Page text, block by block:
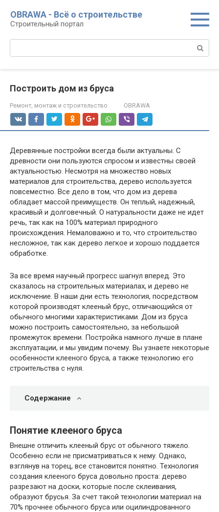
контенту
OBRAWA - Всё о строительстве
Строительный портал
Построить дом из бруса
Ремонт, монтаж и строительство OBRAWA
Деревянные постройки всегда были актуальны. С
древности они пользуются спросом и известны своей
актуальностью. Несмотря на множество новых
материалов для строительства, дерево используется
повсеместно. Все дело в том, что дом из дерева
обладает массой преимуществ. Он теплый, надежный,
красивый и долговечный. О натуральности даже не идет
речь, так как на 100% материал природного
происхождения. Немаловажно и то, что строительство
несложное, так как дерево легкое и хорошо поддается
обработке.
За все время научный прогресс шагнул вперед. Это
сказалось на строительных материалах, и дерево не
исключение. В наши дни есть технология, посредством
которой производят клееный брус, отличающийся от
обычного многими характеристиками. Дом из бруса
можно построить самостоятельно, за небольшой
промежуток времени. Постройка намного лучше в плане
эксплуатации, и мы увидим почему. Вы узнаете некоторые
особенности клееного бруса, а также технологию его
строительства с нуля.
Содержание
Понятие клееного бруса
Внешне отличить клееный брус от обычного тяжело.
Особенно если не присматриваться к нему. Однако,
взглянув на торец, все становится понятно. Технология
создания клееного бруса довольно проста: дерево
разрезают на доски, которые после склеивания,
образуют брусья. За счет такой технологии материал на
70% прочнее обычного бруса или оцилиндрованного